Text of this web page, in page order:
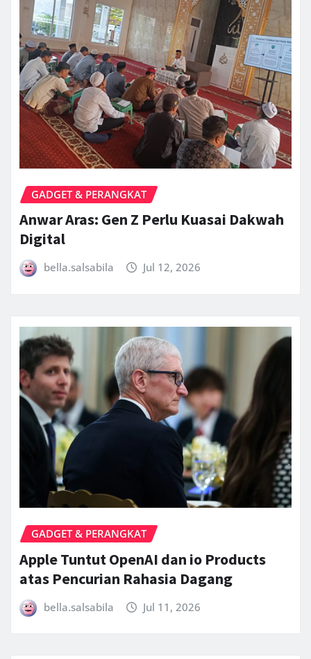
GADGET & PERANGKAT
Anwar Aras: Gen Z Perlu Kuasai Dakwah
Digital
bella.salsabila Jul 12, 2026
GADGET & PERANGKAT
Apple Tuntut OpenAI dan io Products
atas Pencurian Rahasia Dagang
bella.salsabila Jul 11, 2026